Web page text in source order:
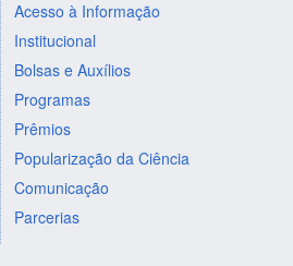
Acesso à Informação
Institucional
Bolsas e Auxílios
Programas
Prêmios
Popularização da Ciência
Comunicação
Parcerias